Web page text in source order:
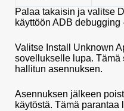
Palaa takaisin ja valitse
käyttöön ADB debugging
Valitse Install Unknown
sovellukselle lupa. Tämä
hallitun asennuksen.
Asennuksen jälkeen
käytöstä. Tämä parantaa